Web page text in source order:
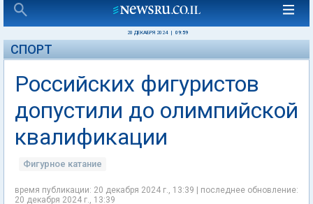
20 ДЕКАБРЯ 2024 09:59
СПОРТ
Российских фигуристов
допустили до олимпийской
квалификации
Фигурное катание
время публикации: 20 декабря 2024 г., 13:39 | последнее обновление:
20 декабря 2024 г., 13:39